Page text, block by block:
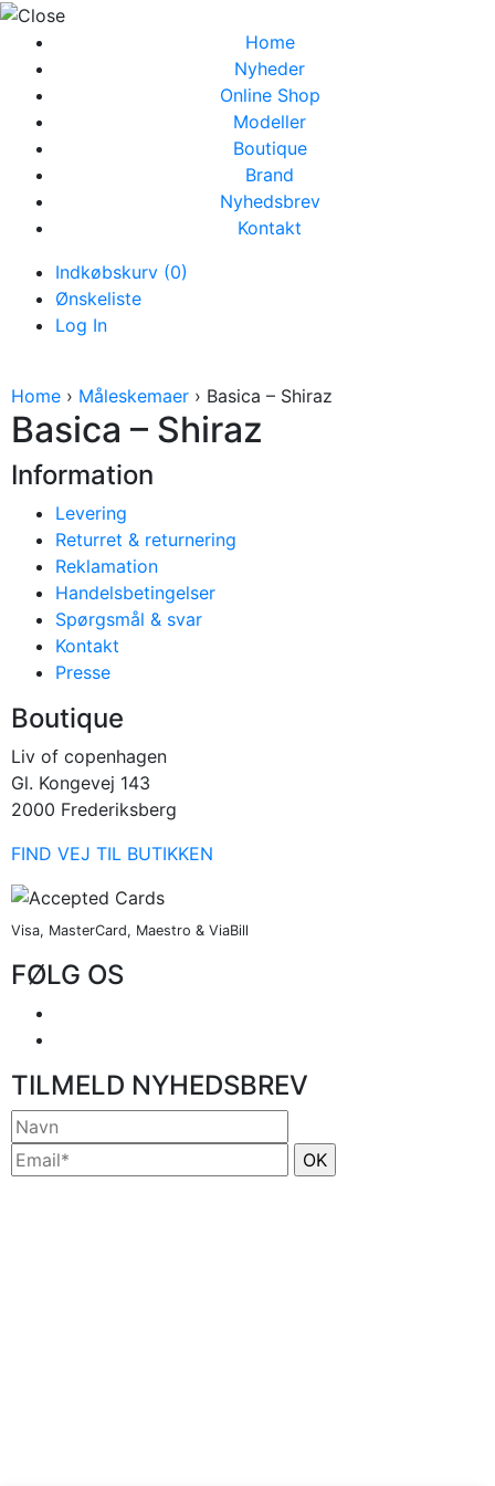
Home
Nyheder
Online Shop
Modeller
Boutique
Brand
Nyhedsbrev
Kontakt
Indkøbskurv (0)
Ønskeliste
Log In
Home › Måleskemaer › Basica – Shiraz
Basica – Shiraz
Information
Levering
Returret & returnering
Reklamation
Handelsbetingelser
Spørgsmål & svar
Kontakt
Presse
Boutique
Liv of copenhagen
Gl. Kongevej 143
2000 Frederiksberg
FIND VEJ TIL BUTIKKEN
TILMELD NYHEDSBREV
FØLG OS
Visa, MasterCard, Maestro & ViaBill